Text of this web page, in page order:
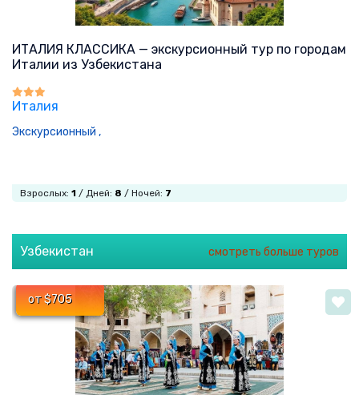
ИТАЛИЯ КЛАССИКА — экскурсионный тур по городам
Италии из Узбекистана
Италия
Экскурсионный ,
Взрослых: 1 / Дней: 8 / Ночей: 7
Узбекистан смотреть больше туров
от $705